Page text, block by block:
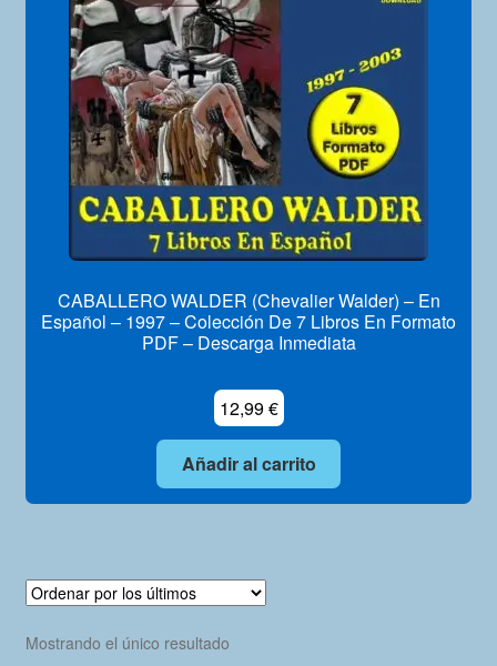
Mi Cuenta
CABALLERO WALDER (Chevalier Walder) – En
Español – 1997 – Colección De 7 Libros En Formato
PDF – Descarga Inmediata
12,99€
Añadir al carrito
Mostrando el único resultado